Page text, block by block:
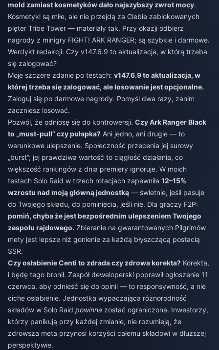
mold zamiast kosmetyków dało najszybszy zwrot mocy.
Kosmetyki są miłe, ale nie przejdą za Ciebie zablokowanych
pięter Tribe Tower — materiały tak. Przy okazji odbierz
nagrody z minigry FIGHT! ARK RANGER; są szybkie i darmowe.
Werdykt redakcji: Czy v147.6.9 to aktualizacja, w którą trzeba
się zalogować?
Moje szczere zdanie po testach: v147.6.9 to aktualizacja, w
której trzeba się zalogować, ale losowanie jest opcjonalne.
Zaloguj się po darmowe nagrody. Pomyśl dwa razy, zanim
zaczniesz losować.
Pozwól, że odniosę się do kontrowersji. Czy Ark Ranger Black
to „must-pull” czy pułapka? Ani jedno, ani drugie — to
warunkowe ulepszenie. Społeczność przecenia jej surowy
„burst”; jej prawdziwa wartość to ciągłość działania, co
większość rankingów z dnia premiery ignoruje. W moich
testach Solo Raid w trzech rotacjach zapewniła 12–15%
wzrostu nad moją główną jednostką — świetnie, jeśli pasuje
do Twojego składu, do pominięcia, jeśli nie. Dla graczy F2P:
pomiń, chyba że jest bezpośrednim ulepszeniem Twojego
zespołu rajdowego. Zbieranie na gwarantowanych Pilgrimów
mety jest lepsze niż gonienie za każdą błyszczącą postacią
SSR.
Czy osłabienie Centi to zdrada czy zdrowa korekta? Korekta,
i będę tego bronił. Zespół deweloperski poprawił ogłoszenie 11
czerwca, aby odnieść się do opinii — to responsywność, a nie
ciche osłabienie. Jednostka wypaczająca różnorodność
składów w Solo Raid powinna zostać ograniczona. Inwestorzy,
którzy panikują przy każdej zmianie, nie rozumieją, że
zdrowsza meta przynosi korzyści całemu składowi w dłuższej
perspektywie.